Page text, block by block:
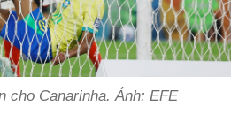
cho Canarinha. Ảnh: EFE